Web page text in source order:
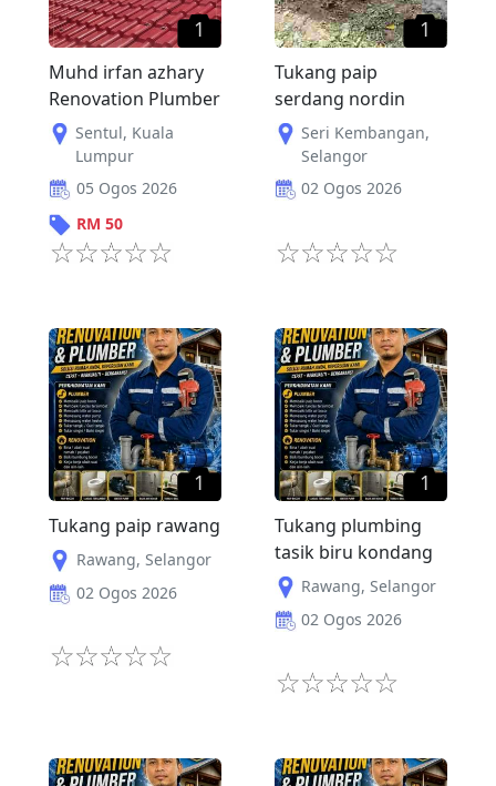
1
Muhd irfan azhary
Renovation Plumber
Sentul, Kuala
Lumpur
05 Ogos 2026
RM 50
1
Tukang paip
serdang nordin
Seri Kembangan,
Selangor
02 Ogos 2026
1
Tukang paip rawang
Rawang, Selangor
02 Ogos 2026
1
Tukang plumbing
tasik biru kondang
Rawang, Selangor
02 Ogos 2026